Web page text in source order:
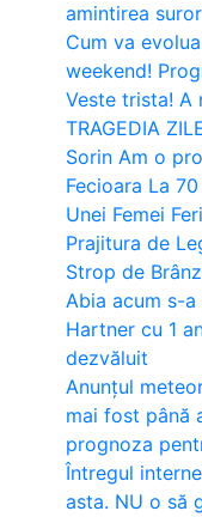
amintirea
Cum va
weekend!
Veste trista! A
TRAGEDIA
Sorin Am o
Fecioara La
Unei Femei
Prajitura de
Strop de
Abia acum s-a
Hartner cu 1
dezvăluit
Anunțul
mai fost până
prognoza
Întregul
asta. NU o să